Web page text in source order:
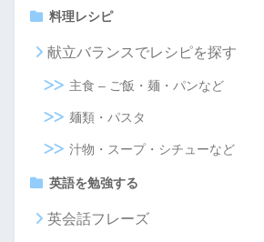
料理レシピ
献立バランスでレシピを探す
主食 – ご飯・麺・パンなど
麺類・パスタ
汁物・スープ・シチューなど
英語を勉強する
英会話フレーズ